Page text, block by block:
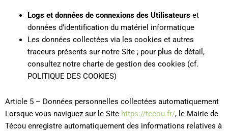
Logs et données de connexions des Utilisateurset
données d’identification du matériel informatique
Les données collectées via les cookies et autres
traceurs présents sur notre Site ; pour plus de détail,
consultez notre charte de gestion des cookies (cf.
POLITIQUE DES COOKIES)
Article 5 – Données personnelles collectées automatiquement
Lorsque vous naviguez sur le Site https://tecou.fr/, le Mairie de
Técou enregistre automatiquement des informations relatives à